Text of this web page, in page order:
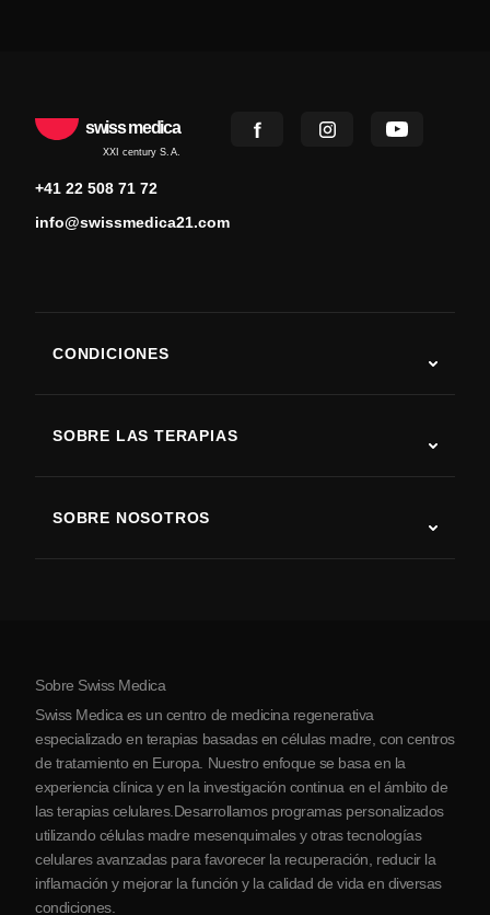
swiss medica
XXI century S.A.
+41 22 508 71 72
info@swissmedica21.com
CONDICIONES
Enfermedad de Parkinson
Artritis
SOBRE LAS TERAPIAS
SOBRE NOSOTROS
Sobre Serbia
Colaboraciones
Sobre Swiss Medica
Swiss Medica es un centro de medicina regenerativa
especializado en terapias basadas en células madre, con centros
de tratamiento en Europa. Nuestro enfoque se basa en la
experiencia clínica y en la investigación continua en el ámbito de
las terapias celulares.Desarrollamos programas personalizados
utilizando células madre mesenquimales y otras tecnologías
celulares avanzadas para favorecer la recuperación, reducir la
inflamación y mejorar la función y la calidad de vida en diversas
condiciones.